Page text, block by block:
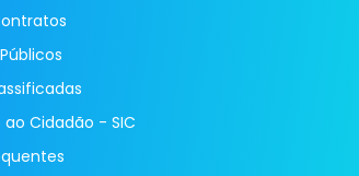
Cidadão - SIC